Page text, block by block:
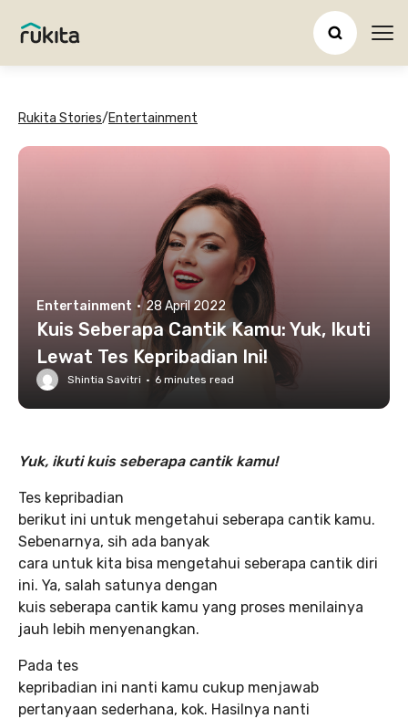
Rukita Stories/Entertainment
Entertainment · 28 April 2022
Kuis Seberapa Cantik Kamu: Yuk, Ikuti
Lewat Tes Kepribadian Ini!
Shintia Savitri · 6 minutes read
Yuk, ikuti kuis seberapa cantik kamu!
Tes kepribadian
berikut ini untuk mengetahui seberapa cantik kamu.
Sebenarnya, sih ada banyak
cara untuk kita bisa mengetahui seberapa cantik diri
ini. Ya, salah satunya dengan
kuis seberapa cantik kamu yang proses menilainya
jauh lebih menyenangkan.
Pada tes
kepribadian ini nanti kamu cukup menjawab
pertanyaan sederhana, kok. Hasilnya nanti